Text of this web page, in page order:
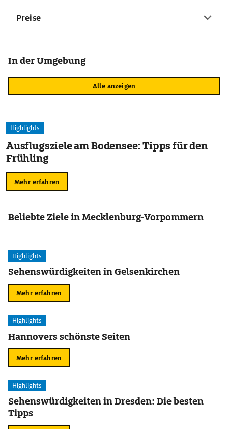
Preise
In der Umgebung
Alle anzeigen
Highlights
Ausflugsziele am Bodensee: Tipps für den
Frühling
Mehr erfahren
Beliebte Ziele in Mecklenburg-Vorpommern
Highlights
Sehenswürdigkeiten in Gelsenkirchen
Mehr erfahren
Highlights
Hannovers schönste Seiten
Mehr erfahren
Highlights
Sehenswürdigkeiten in Dresden: Die besten
Tipps